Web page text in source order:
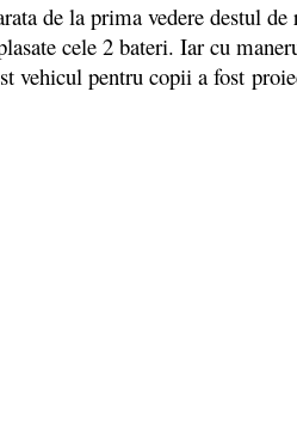
de la prima vedere destul de
cele 2 bateri. Iar cu
pentru copii a fost